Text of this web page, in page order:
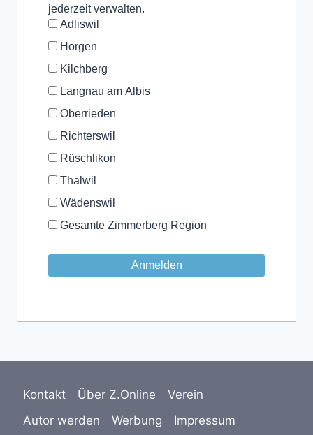
jederzeit verwalten.
Adliswil
Horgen
Kilchberg
Langnau am Albis
Oberrieden
Richterswil
Rüschlikon
Thalwil
Wädenswil
Gesamte Zimmerberg Region
Kontakt Über Z.Online
Verein
Autor werden
Werbung Impressum